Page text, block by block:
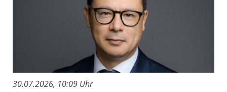
30.07.2026, 10:09 Uhr